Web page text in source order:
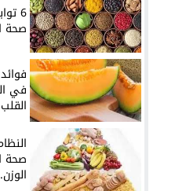
6
صحة
في
صحة